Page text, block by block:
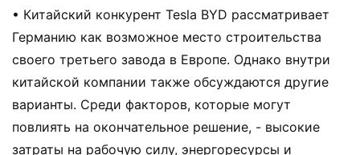
• Китайский конкурент Tesla BYD рассматривает
Германию как возможное место строительства
своего третьего завода в Европе. Однако внутри
китайской компании также обсуждаются другие
варианты. Среди факторов, которые могут
повлиять на окончательное решение, - высокие
затраты на рабочую силу, энергоресурсы и